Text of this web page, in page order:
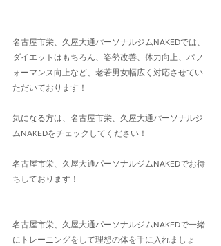
名古屋市栄、久屋大通パーソナルジムNAKEDでは、
ダイエットはもちろん、姿勢改善、体力向上、パフ
ォーマンス向上など、老若男女幅広く対応させてい
ただいております！
気になる方は、名古屋市栄、久屋大通パーソナルジ
ムNAKEDをチェックしてください！
名古屋市栄、久屋大通パーソナルジムNAKEDでお待
ちしております！
名古屋市栄、久屋大通パーソナルジムNAKEDで一緒
にトレーニングをして理想の体を手に入れましょ